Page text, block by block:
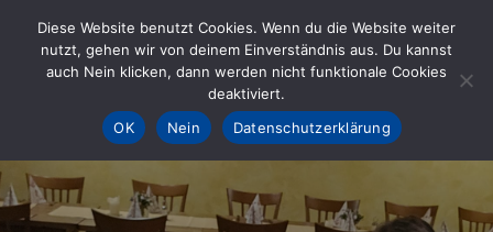
content
KOHLE fürs AHRTAL e.V.
– Helfen hilft
Diese Website benutzt Cookies. Wenn du die Website weiter
nutzt, gehen wir von deinem Einverständnis aus. Du kannst
auch Nein klicken, dann werden nicht funktionale Cookies
deaktiviert.
OK
Nein Datenschutzerklärung